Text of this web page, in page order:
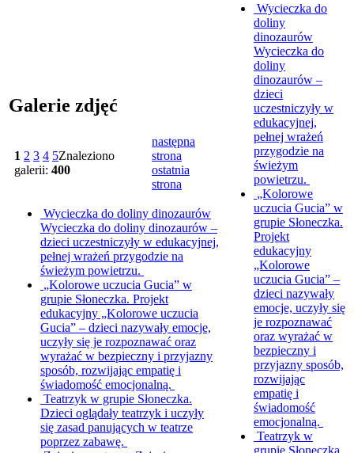
Galerie zdjęć
1 2 3 4 5Znaleziono
galerii: 400
następna
strona
ostatnia
strona
Wycieczka do doliny dinozaurów
Wycieczka do doliny dinozaurów –
dzieci uczestniczyły w edukacyjnej,
pełnej wrażeń przygodzie na
świeżym powietrzu.
„Kolorowe uczucia Gucia” w
grupie Słoneczka. Projekt
edukacyjny „Kolorowe uczucia
Gucia” – dzieci nazywały emocje,
uczyły się je rozpoznawać oraz
wyrażać w bezpieczny i przyjazny
sposób, rozwijając empatię i
świadomość emocjonalną.
Teatrzyk w grupie Słoneczka.
Dzieci oglądały teatrzyk i uczyły
się zasad panujących w teatrze
poprzez zabawę.
Wycieczka do
doliny
dinozaurów
Wycieczka do
doliny
dinozaurów –
dzieci
uczestniczyły w
edukacyjnej,
pełnej wrażeń
przygodzie na
świeżym
powietrzu.
„Kolorowe
uczucia Gucia” w
grupie Słoneczka.
Projekt
edukacyjny
„Kolorowe
uczucia Gucia” –
dzieci nazywały
emocje, uczyły się
je rozpoznawać
oraz wyrażać w
bezpieczny i
przyjazny sposób,
rozwijając
empatię i
świadomość
emocjonalną.
Teatrzyk w
grupie Słoneczka.